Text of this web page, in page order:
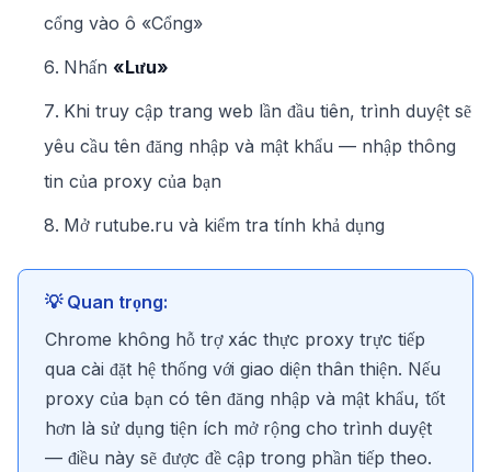
cổng vào ô «Cổng»
Nhấn «Lưu»
Khi truy cập trang web lần đầu tiên, trình duyệt sẽ
yêu cầu tên đăng nhập và mật khẩu — nhập thông
tin của proxy của bạn
Mở rutube.ru và kiểm tra tính khả dụng
💡 Quan trọng:
Chrome không hỗ trợ xác thực proxy trực tiếp
qua cài đặt hệ thống với giao diện thân thiện. Nếu
proxy của bạn có tên đăng nhập và mật khẩu, tốt
hơn là sử dụng tiện ích mở rộng cho trình duyệt
— điều này sẽ được đề cập trong phần tiếp theo.